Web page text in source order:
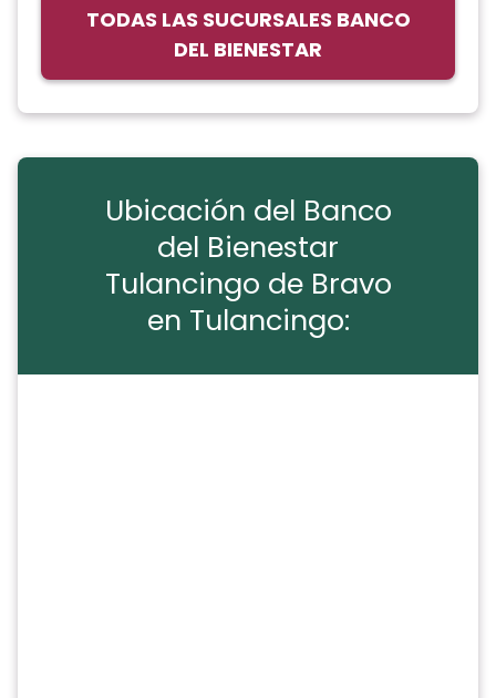
TODAS LAS SUCURSALES BANCO
DEL BIENESTAR
Ubicación del Banco
del Bienestar
Tulancingo de Bravo
en Tulancingo: